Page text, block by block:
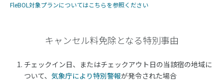
FleBOL対象プランについてはこちらを参照ください
キャンセル料免除となる特別事由
チェックイン日、またはチェックアウト日の当該宿の地域に
ついて、 気象庁により特別警報が発令された場合